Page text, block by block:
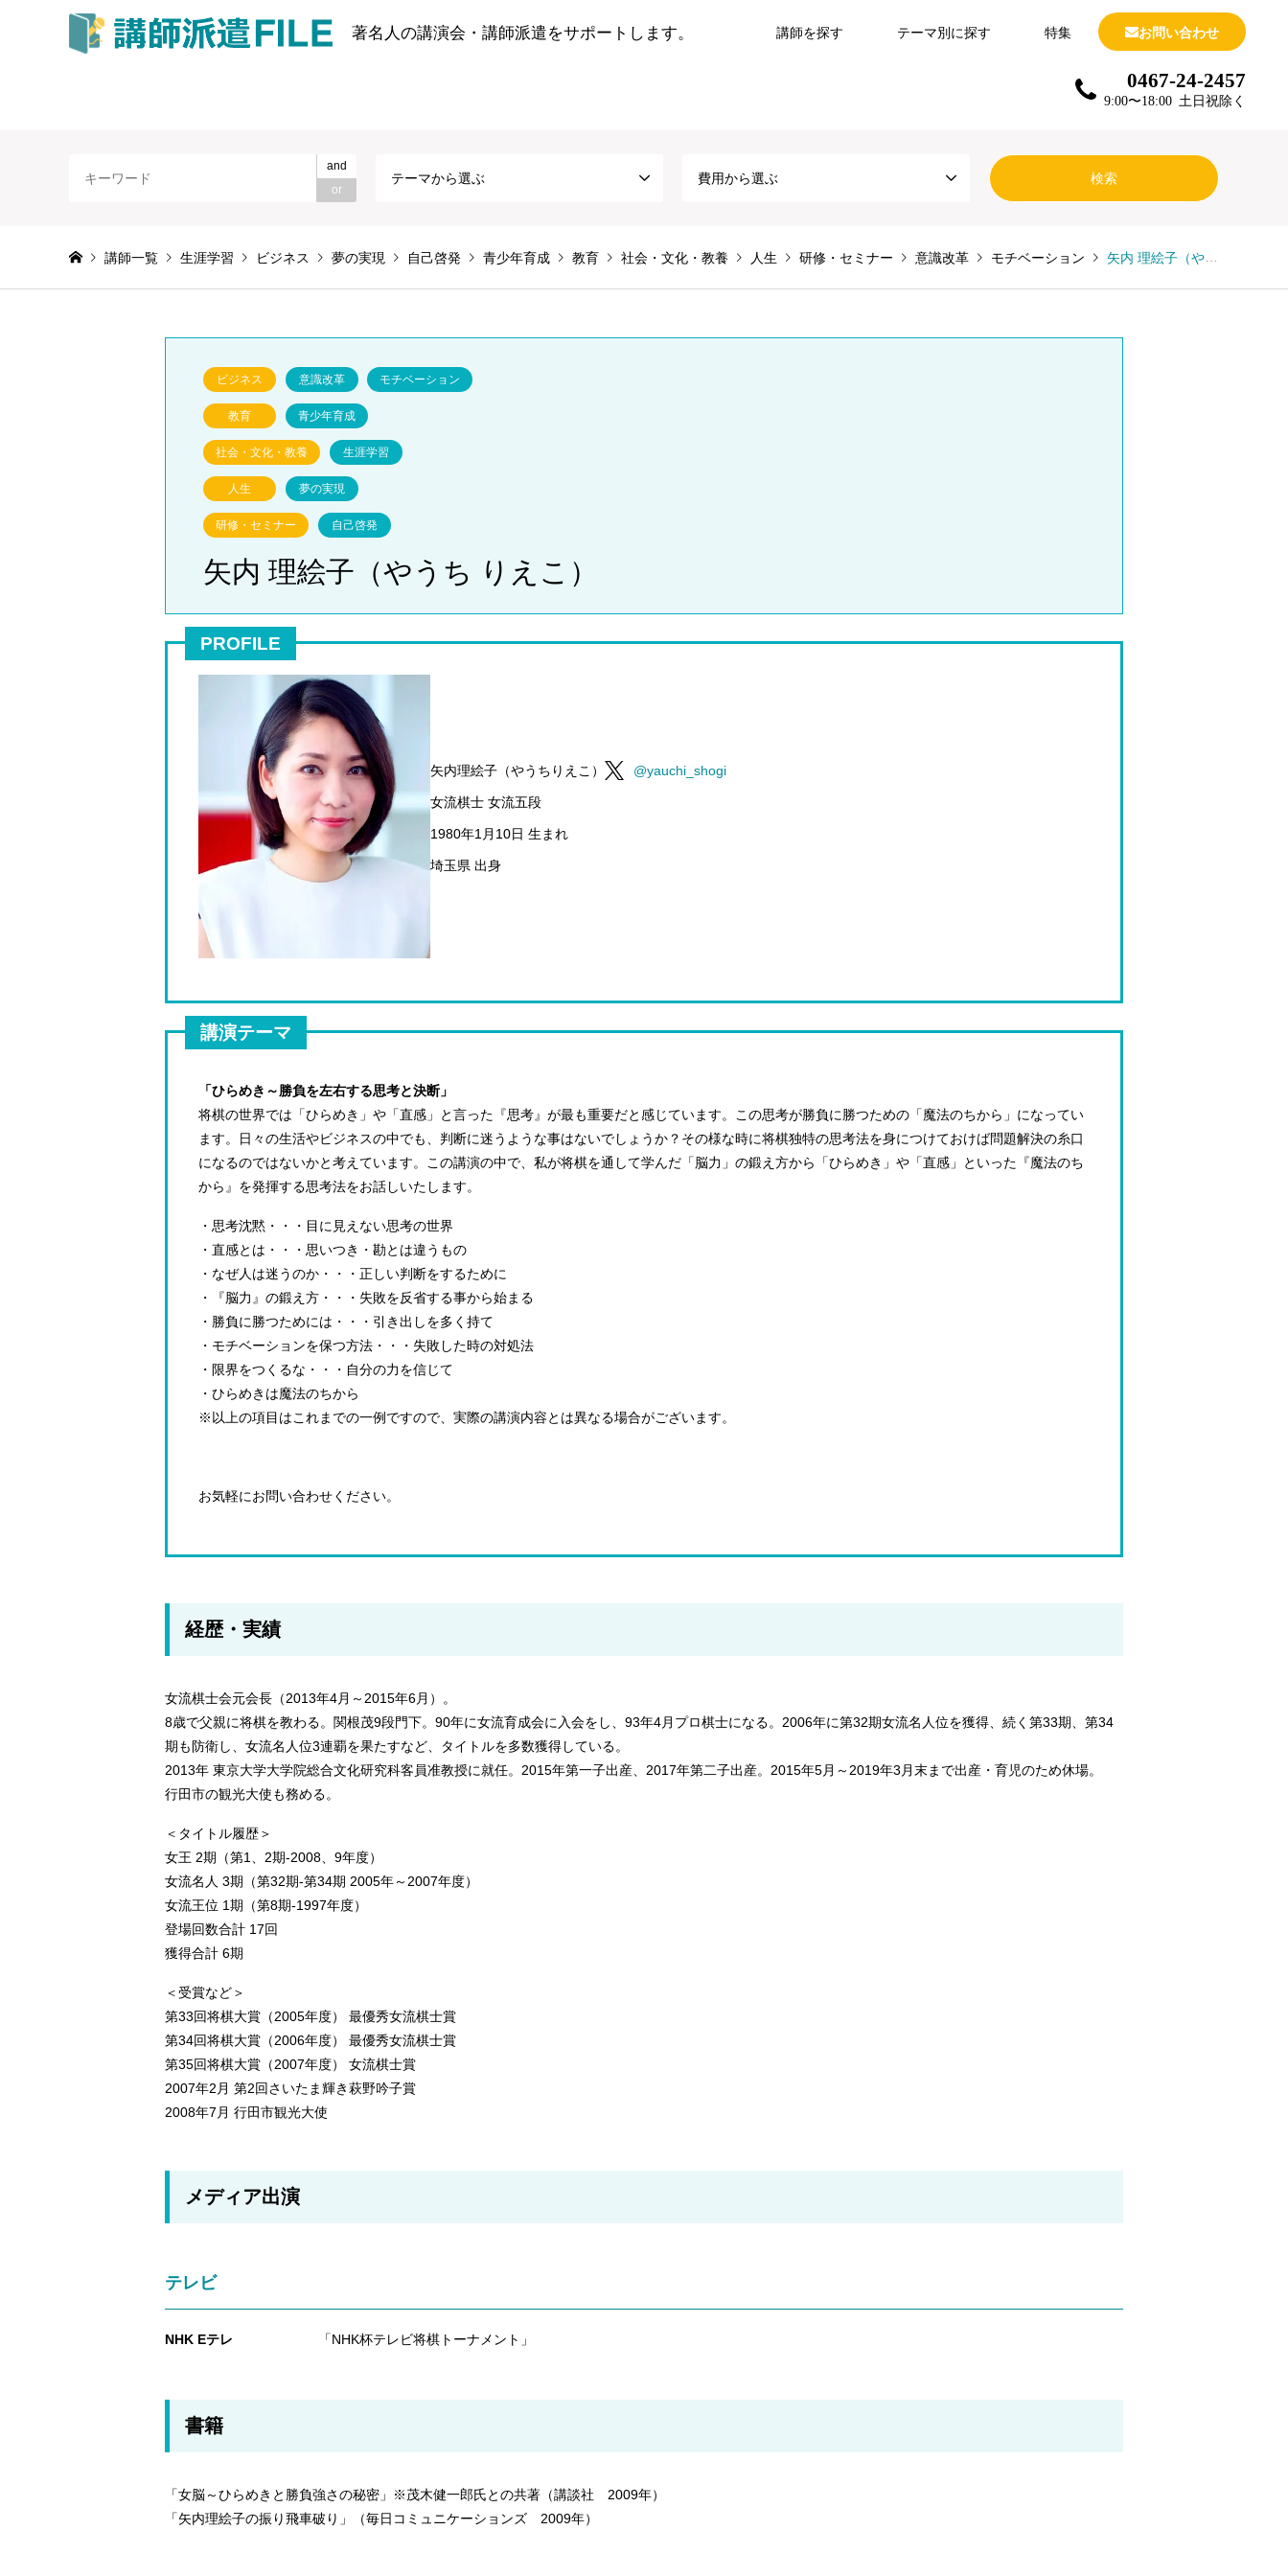
著名人の講演会・講師派遣をサポートします。 講師を探す テーマ別に探す 特集 お問い合わせ
0467-24-2457
9:00〜18:00 土日祝除く
and
or
テーマから選ぶ 費用から選ぶ
講師一覧 生涯学習 ビジネス 夢の実現 自己啓発 青少年育成 教育 社会・文化・教養 人生 研修・セミナー 意識改革 モチベーション 矢内 理絵子（やうち りえこ）
ビジネス 意識改革 モチベーション
教育 青少年育成
社会・文化・教養 生涯学習
人生 夢の実現
研修・セミナー 自己啓発
矢内 理絵子（やうち りえこ）
PROFILE
矢内理絵子（やうちりえこ）
女流棋士 女流五段
1980年1月10日 生まれ
埼玉県 出身
@yauchi_shogi
講演テーマ
「ひらめき～勝負を左右する思考と決断」
将棋の世界では「ひらめき」や「直感」と言った『思考』が最も重要だと感じています。この思考が勝負に勝つための「魔法のちから」になってい
ます。日々の生活やビジネスの中でも、判断に迷うような事はないでしょうか？その様な時に将棋独特の思考法を身につけておけば問題解決の糸口
になるのではないかと考えています。この講演の中で、私が将棋を通して学んだ「脳力」の鍛え方から「ひらめき」や「直感」といった『魔法のち
から』を発揮する思考法をお話しいたします。
・思考沈黙・・・目に見えない思考の世界
・直感とは・・・思いつき・勘とは違うもの
・なぜ人は迷うのか・・・正しい判断をするために
・『脳力』の鍛え方・・・失敗を反省する事から始まる
・勝負に勝つためには・・・引き出しを多く持て
・モチベーションを保つ方法・・・失敗した時の対処法
・限界をつくるな・・・自分の力を信じて
・ひらめきは魔法のちから
※以上の項目はこれまでの一例ですので、実際の講演内容とは異なる場合がございます。
お気軽にお問い合わせください。
経歴・実績
女流棋士会元会長（2013年4月～2015年6月）。
8歳で父親に将棋を教わる。関根茂9段門下。90年に女流育成会に入会をし、93年4月プロ棋士になる。2006年に第32期女流名人位を獲得、続く第33期、第34
期も防衛し、女流名人位3連覇を果たすなど、タイトルを多数獲得している。
2013年 東京大学大学院総合文化研究科客員准教授に就任。2015年第一子出産、2017年第二子出産。2015年5月～2019年3月末まで出産・育児のため休場。
行田市の観光大使も務める。
＜タイトル履歴＞
女王 2期（第1、2期-2008、9年度）
女流名人 3期（第32期-第34期 2005年～2007年度）
女流王位 1期（第8期-1997年度）
登場回数合計 17回
獲得合計 6期
＜受賞など＞
第33回将棋大賞（2005年度） 最優秀女流棋士賞
第34回将棋大賞（2006年度） 最優秀女流棋士賞
第35回将棋大賞（2007年度） 女流棋士賞
2007年2月 第2回さいたま輝き萩野吟子賞
2008年7月 行田市観光大使
メディア出演
テレビ
NHK Eテレ 「NHK杯テレビ将棋トーナメント」
書籍
「女脳～ひらめきと勝負強さの秘密」※茂木健一郎氏との共著（講談社 2009年）
「矢内理絵子の振り飛車破り」（毎日コミュニケーションズ 2009年）